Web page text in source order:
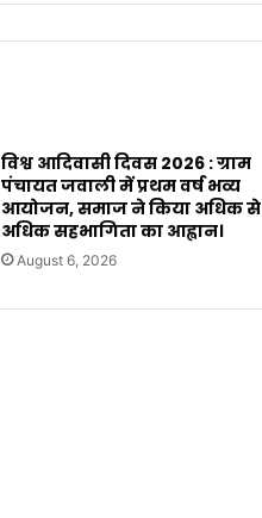
विश्व आदिवासी दिवस 2026 : ग्राम
पंचायत जवाली में प्रथम वर्ष भव्य
आयोजन, समाज ने किया अधिक से
अधिक सहभागिता का आह्वान।
August 6, 2026